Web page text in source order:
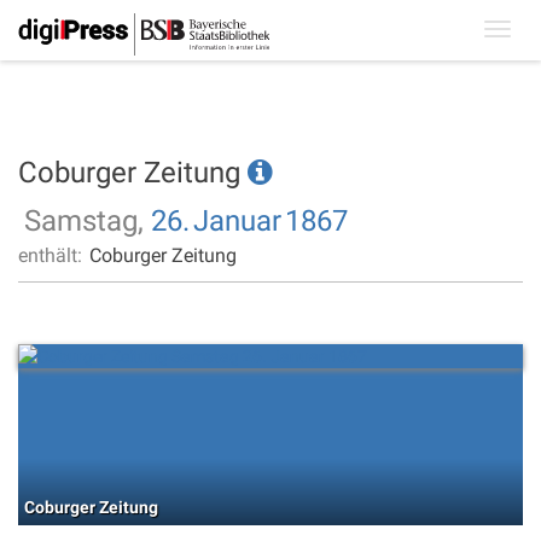
Coburger Zeitung
Samstag, 26.Januar1867
enthält: Coburger Zeitung
Coburger Zeitung